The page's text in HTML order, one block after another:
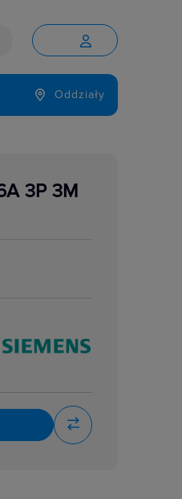

Oddziały
3P 3M